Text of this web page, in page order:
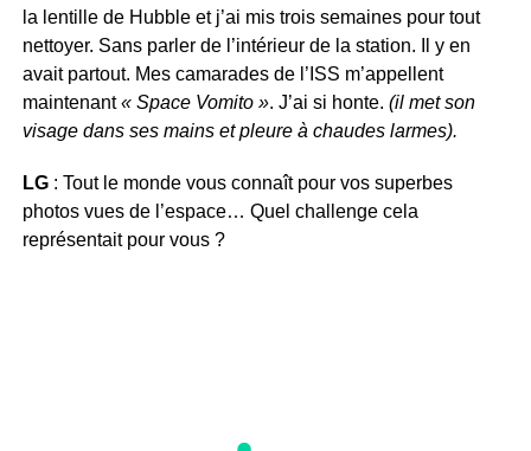
la lentille de Hubble et j’ai mis trois semaines pour tout
nettoyer. Sans parler de l’intérieur de la station. Il y en
avait partout. Mes camarades de l’ISS m’appellent
maintenant« Space Vomito ». J’ai si honte. (il met son
visage dans ses mains et pleure à chaudes larmes).
LG : Tout le monde vous connaît pour vos superbes
photos vues de l’espace… Quel challenge cela
représentait pour vous ?